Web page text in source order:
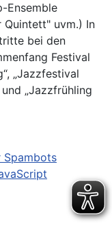
Ensemble
Quintett" uvm.) In
bei den
Festival
„Jazzfestival
„Jazzfrühling
Spambots